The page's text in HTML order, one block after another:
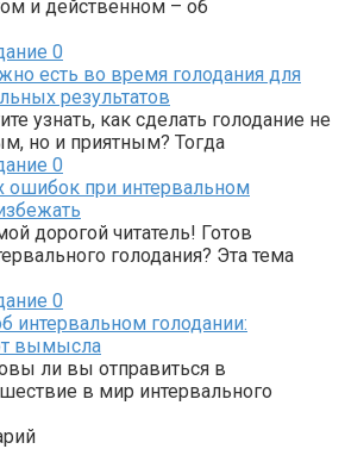
и действенном – об
0
есть во время голодания для
результатов
узнать, как сделать голодание не
но и приятным? Тогда
0
ошибок при интервальном
дорогой читатель! Готов
голодания? Эта тема
0
интервальном голодании:
вымысла
ли вы отправиться в
в мир интервального